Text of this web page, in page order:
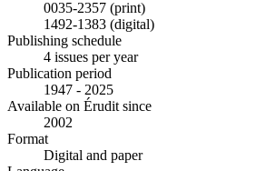
0035-2357 (print)
1492-1383 (digital)
Publishing schedule
4 issues per year
Publication period
1947 - 2025
Available on Érudit since
2002
Format
Digital and paper